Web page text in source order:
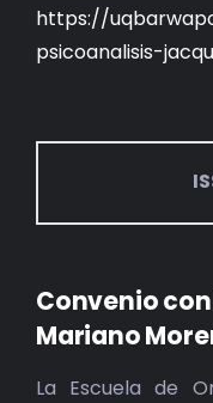
https://
psicoanalisis-
Convenio
Mariano
La Escuela de